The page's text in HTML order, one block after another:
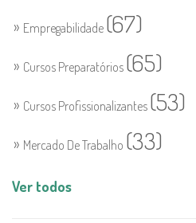
Empregabilidade (67)
Cursos Preparatórios (65)
Cursos Profissionalizantes (53)
Mercado De Trabalho (33)
Ver todos